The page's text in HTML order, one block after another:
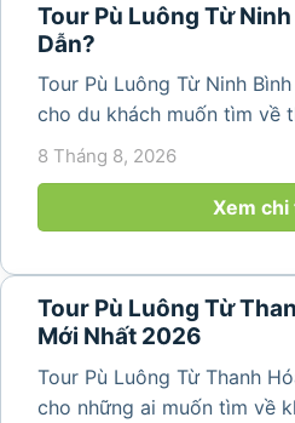
Tour Pù Luông Từ
Dẫn?
Tour Pù Luông Từ Ninh
cho du khách muốn tìm về
bản làng và tận hưởng
8 Tháng 8, 2026
Xem
Tour Pù Luông Từ
Mới Nhất 2026
Tour Pù Luông Từ Thanh
cho những ai muốn tìm về